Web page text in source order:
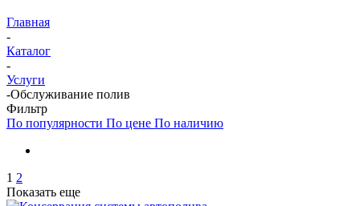
Главная
-
Каталог
-
Услуги
-Обслуживание полив
Фильтр
По популярности По цене По наличию
1 2
Показать еще